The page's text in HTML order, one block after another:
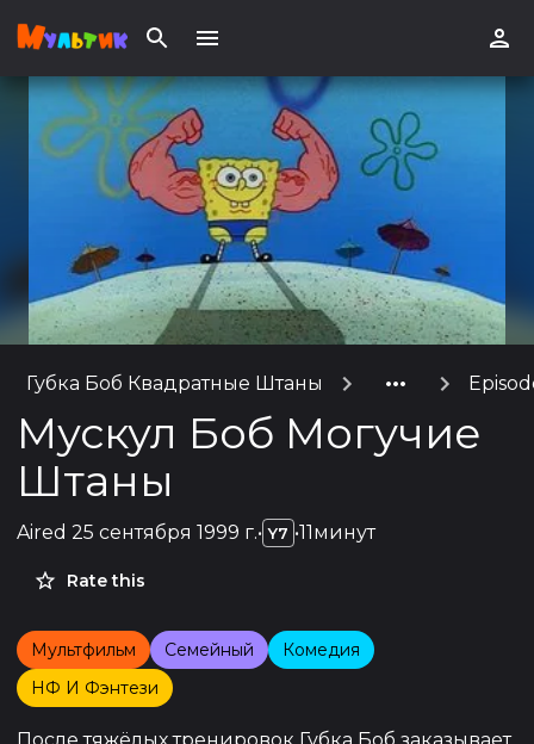
Губка Боб Квадратные Штаны
Мускул Боб Могучие
Штаны
Aired 25 сентября 1999 г.• Y7 •11минут
Rate this
Мультфильм Семейный
Комедия
НФ И Фэнтези